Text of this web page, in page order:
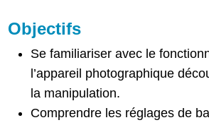
Objectifs
Se familiariser avec le
l’appareil photographique
la manipulation.
Comprendre les réglages de